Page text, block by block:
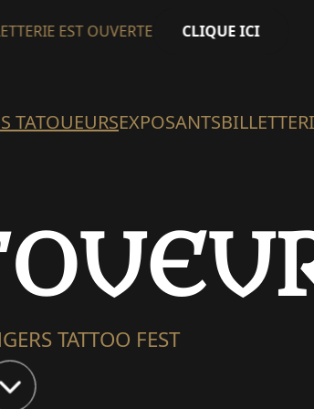
EST OUVERTE CLIQUE ICI
TATOUEURSEXPOSANTS
TATTOO FEST